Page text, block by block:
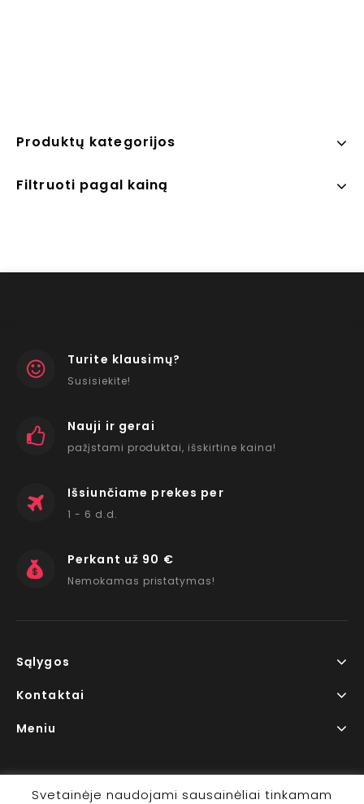
Produktų kategorijos
Filtruoti pagal kainą
Turite klausimų?
Susisiekite!
Nauji ir gerai
pažįstami produktai, išskirtine kaina!
Išsiunčiame prekes per
1 - 6 d.d.
Perkant už 90 €
Nemokamas pristatymas!
Sąlygos
Kontaktai
Meniu
Svetainėje naudojami sausainėliai tinkamam